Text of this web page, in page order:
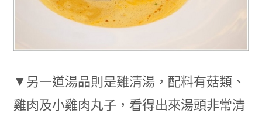
▼另一道湯品則是雞清湯，配料有菇類、
雞肉及小雞肉丸子，看得出來湯頭非常清